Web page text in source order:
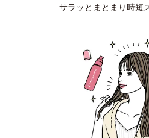
サラッとまとまり時短